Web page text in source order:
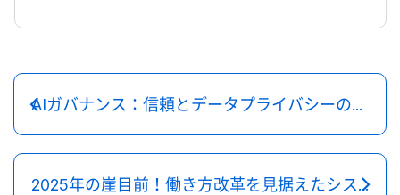
AIガバナンス：信頼とデータプライバシーの保護
2025年の崖目前！働き方改革を見据えたシステムリプレースを解説